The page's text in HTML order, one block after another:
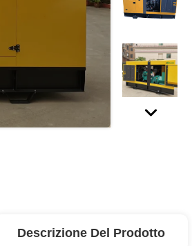
Descrizione Del Prodotto